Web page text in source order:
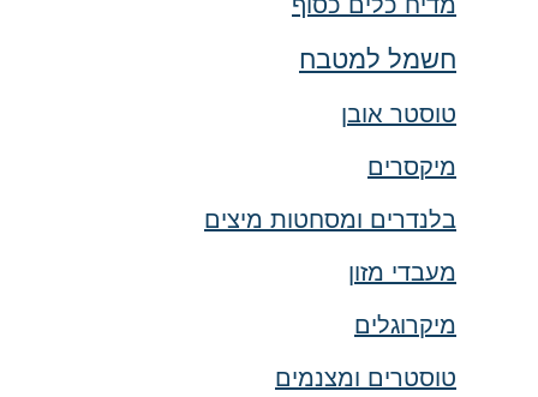
חשמל למטבח
טוסטר אובן
מיקסרים
בלנדרים ומסחטות מיצים
מעבדי מזון
מיקרוגלים
טוסטרים ומצנמים